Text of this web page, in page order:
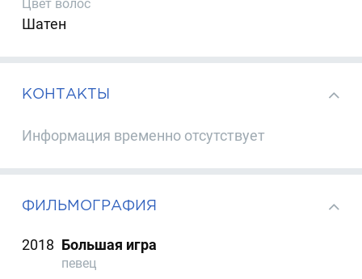
Цвет волос
Шатен
КОНТАКТЫ
Информация временно отсутствует
ФИЛЬМОГРАФИЯ
2018 Большая игра
певец